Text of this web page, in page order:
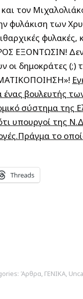
τον
φυλάκιση των
ΕΞΟΝΤΩΣΙΝ! Δεν
οι δημοκράτες
βουλευτής
σύστημα
υπουργοί της
το
Threads
Άρθρα, ΓΕΝΙΚΑ,